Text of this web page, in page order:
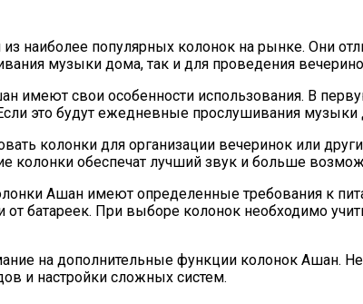
наиболее популярных колонок на рынке. Они
музыки дома, так и для проведения
имеют свои особенности использования. В
Если это будут ежедневные прослушивания
колонки для организации вечеринок или
колонки обеспечат лучший звук и больше
Ашан имеют определенные требования к
от батареек. При выборе колонок необходимо
на дополнительные функции колонок
и настройки сложных систем.